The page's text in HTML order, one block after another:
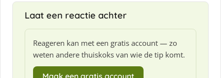
Laat een reactie achter
Reageren kan met een gratis account — zo
weten andere thuiskoks van wie de tip komt.